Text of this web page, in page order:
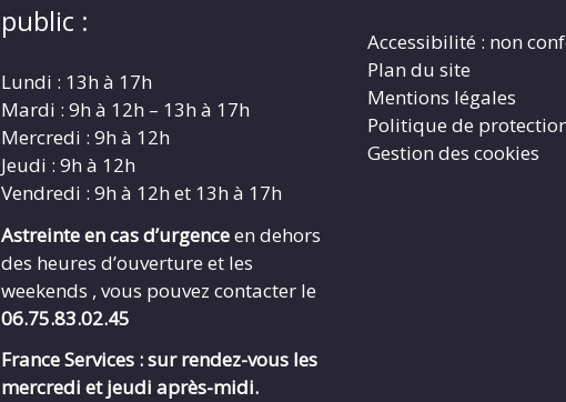
public :
Lundi : 13h à 17h
Mardi : 9h à 12h – 13h à 17h
Mercredi : 9h à 12h
Jeudi : 9h à 12h
Vendredi : 9h à 12h et 13h à 17h
Astreinte en cas d’urgenceen dehors
des heures d’ouverture et les
weekends , vous pouvez contacter le
06.75.83.02.45
France Services : sur rendez-vous les
mercredi et jeudi après-midi.
Accessibilité : non
Plan du site
Mentions légales
Politique de
Gestion des cookies